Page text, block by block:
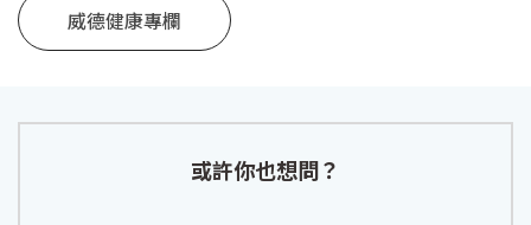
威德健康專欄
或許你也想問？